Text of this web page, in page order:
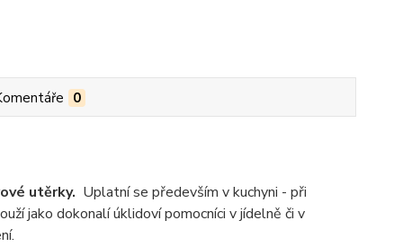
0
utěrky. Uplatní se především v kuchyni - při
jako dokonalí úklidoví pomocníci v jídelně či v